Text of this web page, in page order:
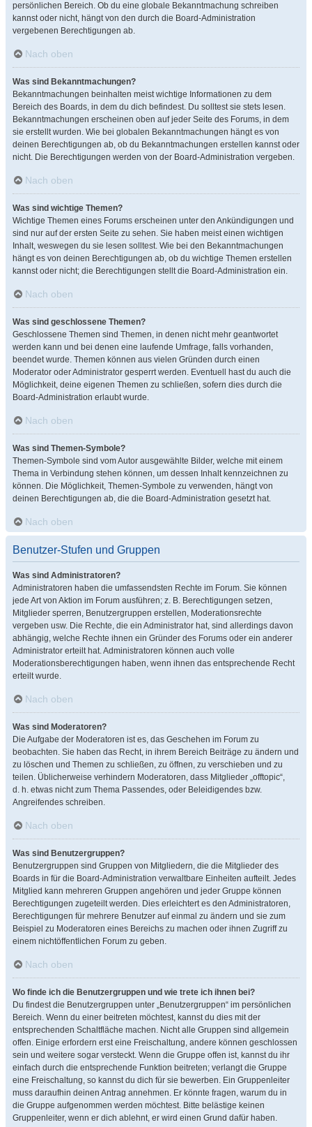
persönlichen Bereich. Ob du eine globale Bekanntmachung schreiben
kannst oder nicht, hängt von den durch die Board-Administration
vergebenen Berechtigungen ab.
Nach oben
Was sind Bekanntmachungen?
Bekanntmachungen beinhalten meist wichtige Informationen zu dem
Bereich des Boards, in dem du dich befindest. Du solltest sie stets lesen.
Bekanntmachungen erscheinen oben auf jeder Seite des Forums, in dem
sie erstellt wurden. Wie bei globalen Bekanntmachungen hängt es von
deinen Berechtigungen ab, ob du Bekanntmachungen erstellen kannst oder
nicht. Die Berechtigungen werden von der Board-Administration vergeben.
Nach oben
Was sind wichtige Themen?
Wichtige Themen eines Forums erscheinen unter den Ankündigungen und
sind nur auf der ersten Seite zu sehen. Sie haben meist einen wichtigen
Inhalt, weswegen du sie lesen solltest. Wie bei den Bekanntmachungen
hängt es von deinen Berechtigungen ab, ob du wichtige Themen erstellen
kannst oder nicht; die Berechtigungen stellt die Board-Administration ein.
Nach oben
Was sind geschlossene Themen?
Geschlossene Themen sind Themen, in denen nicht mehr geantwortet
werden kann und bei denen eine laufende Umfrage, falls vorhanden,
beendet wurde. Themen können aus vielen Gründen durch einen
Moderator oder Administrator gesperrt werden. Eventuell hast du auch die
Möglichkeit, deine eigenen Themen zu schließen, sofern dies durch die
Board-Administration erlaubt wurde.
Nach oben
Was sind Themen-Symbole?
Themen-Symbole sind vom Autor ausgewählte Bilder, welche mit einem
Thema in Verbindung stehen können, um dessen Inhalt kennzeichnen zu
können. Die Möglichkeit, Themen-Symbole zu verwenden, hängt von
deinen Berechtigungen ab, die die Board-Administration gesetzt hat.
Nach oben
Benutzer-Stufen und Gruppen
Was sind Administratoren?
Administratoren haben die umfassendsten Rechte im Forum. Sie können
jede Art von Aktion im Forum ausführen; z. B. Berechtigungen setzen,
Mitglieder sperren, Benutzergruppen erstellen, Moderationsrechte
vergeben usw. Die Rechte, die ein Administrator hat, sind allerdings davon
abhängig, welche Rechte ihnen ein Gründer des Forums oder ein anderer
Administrator erteilt hat. Administratoren können auch volle
Moderationsberechtigungen haben, wenn ihnen das entsprechende Recht
erteilt wurde.
Nach oben
Was sind Moderatoren?
Die Aufgabe der Moderatoren ist es, das Geschehen im Forum zu
beobachten. Sie haben das Recht, in ihrem Bereich Beiträge zu ändern und
zu löschen und Themen zu schließen, zu öffnen, zu verschieben und zu
teilen. Üblicherweise verhindern Moderatoren, dass Mitglieder „offtopic“,
d. h. etwas nicht zum Thema Passendes, oder Beleidigendes bzw.
Angreifendes schreiben.
Nach oben
Was sind Benutzergruppen?
Benutzergruppen sind Gruppen von Mitgliedern, die die Mitglieder des
Boards in für die Board-Administration verwaltbare Einheiten aufteilt. Jedes
Mitglied kann mehreren Gruppen angehören und jeder Gruppe können
Berechtigungen zugeteilt werden. Dies erleichtert es den Administratoren,
Berechtigungen für mehrere Benutzer auf einmal zu ändern und sie zum
Beispiel zu Moderatoren eines Bereichs zu machen oder ihnen Zugriff zu
einem nichtöffentlichen Forum zu geben.
Nach oben
Wo finde ich die Benutzergruppen und wie trete ich ihnen bei?
Du findest die Benutzergruppen unter „Benutzergruppen“ im persönlichen
Bereich. Wenn du einer beitreten möchtest, kannst du dies mit der
entsprechenden Schaltfläche machen. Nicht alle Gruppen sind allgemein
offen. Einige erfordern erst eine Freischaltung, andere können geschlossen
sein und weitere sogar versteckt. Wenn die Gruppe offen ist, kannst du ihr
einfach durch die entsprechende Funktion beitreten; verlangt die Gruppe
eine Freischaltung, so kannst du dich für sie bewerben. Ein Gruppenleiter
muss daraufhin deinen Antrag annehmen. Er könnte fragen, warum du in
die Gruppe aufgenommen werden möchtest. Bitte belästige keinen
Gruppenleiter, wenn er dich ablehnt, er wird einen Grund dafür haben.